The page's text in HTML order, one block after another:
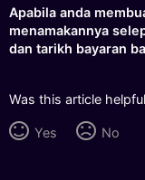
Apabila anda
menamakannya
dan tarikh bayaran
Was this article
Yes No